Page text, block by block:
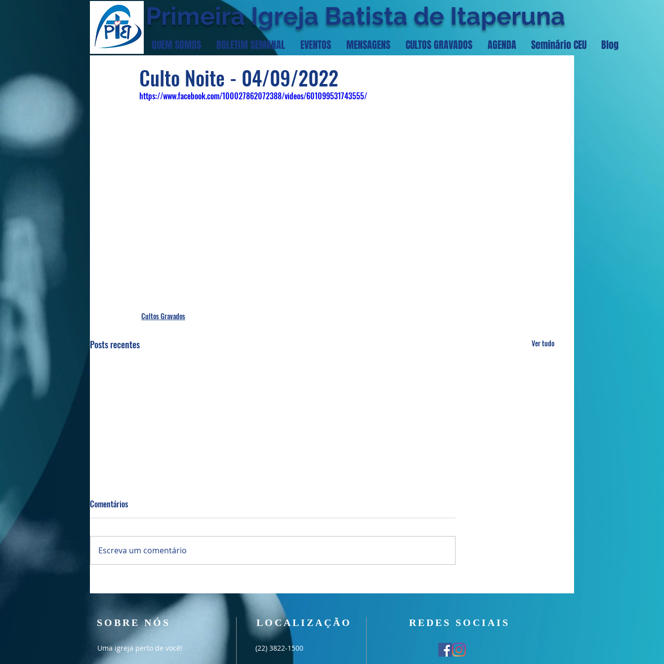
QUEM SOMOS BOLETIM SEMANAL EVENTOS MENSAGENS CULTOS GRAVADOS AGENDA Seminário CEU Blog
Primeira Igreja Batista de Itaperuna
Culto Noite - 04/09/2022
https://www.facebook.com/100027862072388/videos/601099531743555/
Cultos Gravados
Posts recentes Ver tudo
Culto Manhã - 02/08/2026 Culto Noite - 02/08/2026 Culto Noite - 26/07/2026
Comentários
Escreva um comentário
SOBRE NÓS
Uma igreja perto de você!
LOCALIZAÇÃO
(22) 3822-1500
REDES SOCIAIS